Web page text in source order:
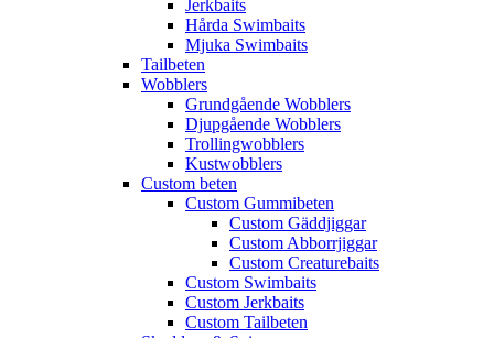
Jerkbaits
Hårda Swimbaits
Mjuka Swimbaits
Tailbeten
Wobblers
Grundgående Wobblers
Djupgående Wobblers
Trollingwobblers
Kustwobblers
Custom beten
Custom Gummibeten
Custom Gäddjiggar
Custom Abborrjiggar
Custom Creaturebaits
Custom Swimbaits
Custom Jerkbaits
Custom Tailbeten